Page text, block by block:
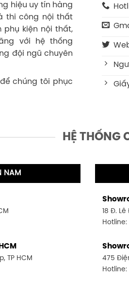
hiệu uy tín hàng
thi công nội thất
kiện nội thất,
với hệ thống
đội ngũ chuyên
chúng tôi phục
HỆ THỐNG
NAM
TP HCM
18 Đ.
Hotline:
475
Hotline: